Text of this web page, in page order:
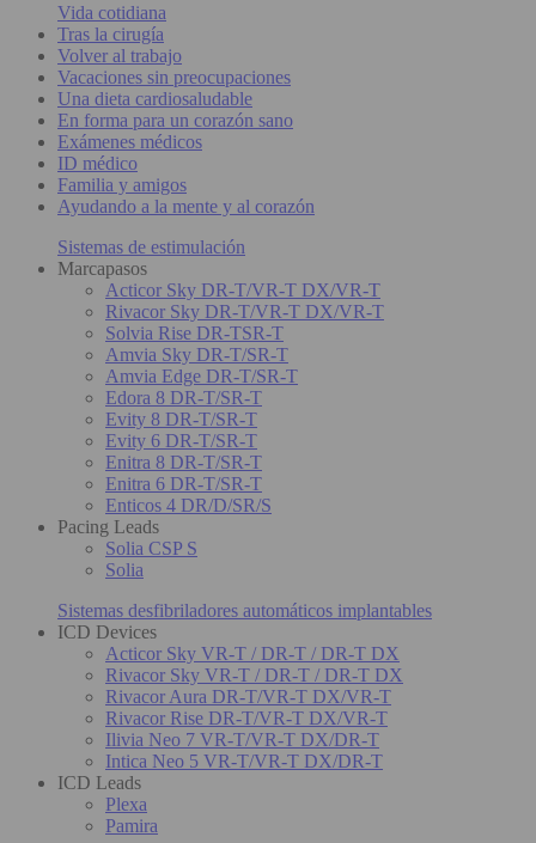
Vida cotidiana
Tras la cirugía
Volver al trabajo
Vacaciones sin preocupaciones
Una dieta cardiosaludable
En forma para un corazón sano
Exámenes médicos
ID médico
Familia y amigos
Ayudando a la mente y al corazón
Sistemas de estimulación
Marcapasos
Acticor Sky DR-T/VR-T DX/VR-T
Rivacor Sky DR-T/VR-T DX/VR-T
Solvia Rise DR-TSR-T
Amvia Sky DR-T/SR-T
Amvia Edge DR-T/SR-T
Edora 8 DR-T/SR-T
Evity 8 DR-T/SR-T
Evity 6 DR-T/SR-T
Enitra 8 DR-T/SR-T
Enitra 6 DR-T/SR-T
Enticos 4 DR/D/SR/S
Pacing Leads
Solia CSP S
Solia
Sistemas desfibriladores automáticos implantables
ICD Devices
Acticor Sky VR-T / DR-T / DR-T DX
Rivacor Sky VR-T / DR-T / DR-T DX
Rivacor Aura DR-T/VR-T DX/VR-T
Rivacor Rise DR-T/VR-T DX/VR-T
Ilivia Neo 7 VR-T/VR-T DX/DR-T
Intica Neo 5 VR-T/VR-T DX/DR-T
ICD Leads
Plexa
Pamira